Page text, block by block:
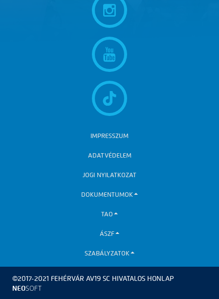
IMPRESSZUM
ADATVÉDELEM
JOGI NYILATKOZAT
DOKUMENTUMOK
TAO
ÁSZF
SZABÁLYZATOK
©2017-2021 FEHÉRVÁR AV19 SC HIVATALOS HONLAP
NEOSOFT